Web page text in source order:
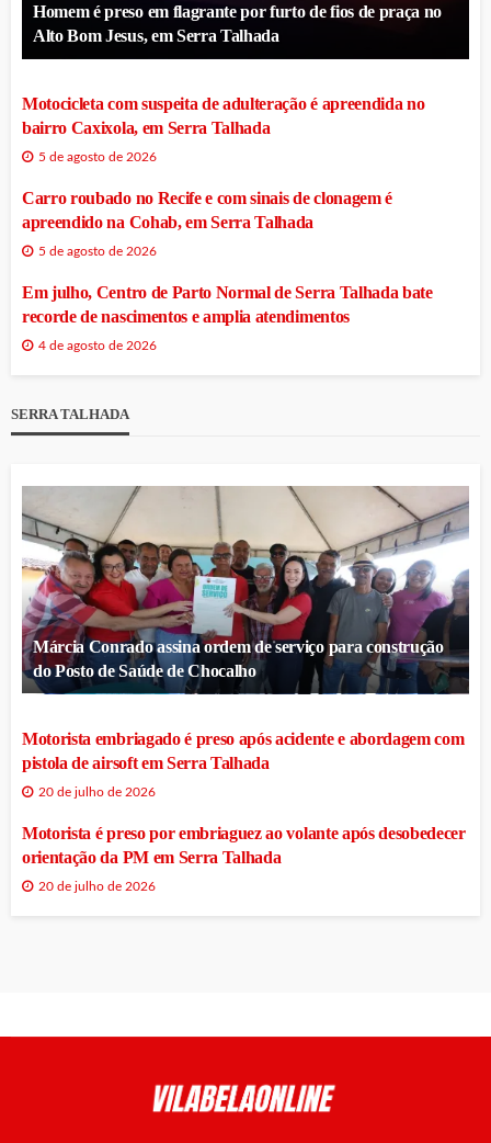
Homem é preso em flagrante por furto de fios de praça no
Alto Bom Jesus, em Serra Talhada
Motocicleta com suspeita de adulteração é apreendida no
bairro Caxixola, em Serra Talhada
5 de agosto de 2026
Carro roubado no Recife e com sinais de clonagem é
apreendido na Cohab, em Serra Talhada
5 de agosto de 2026
Em julho, Centro de Parto Normal de Serra Talhada bate
recorde de nascimentos e amplia atendimentos
4 de agosto de 2026
SERRA TALHADA
Márcia Conrado assina ordem de serviço para construção
do Posto de Saúde de Chocalho
Motorista embriagado é preso após acidente e abordagem com
pistola de airsoft em Serra Talhada
20 de julho de 2026
Motorista é preso por embriaguez ao volante após desobedecer
orientação da PM em Serra Talhada
20 de julho de 2026